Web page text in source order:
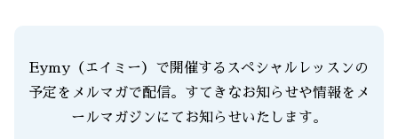
Eymy（エイミー）で開催するスペシャルレッスンの
予定をメルマガで配信。すてきなお知らせや情報をメ
ールマガジンにてお知らせいたします。